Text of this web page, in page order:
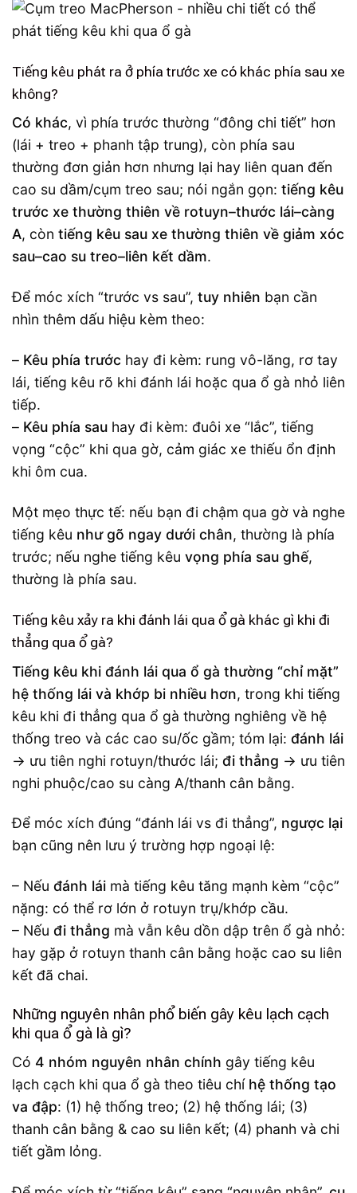
Tiếng kêu phát ra ở phía trước xe có khác phía sau xe
không?
Có khác, vì phía trước thường “đông chi tiết” hơn
(lái + treo + phanh tập trung), còn phía sau
thường đơn giản hơn nhưng lại hay liên quan đến
cao su dầm/cụm treo sau; nói ngắn gọn: tiếng kêu
trước xe thường thiên về rotuyn–thước lái–càng
A, còn tiếng kêu sau xe thường thiên về giảm xóc
sau–cao su treo–liên kết dầm.
Để móc xích “trước vs sau”, tuy nhiên bạn cần
nhìn thêm dấu hiệu kèm theo:
– Kêu phía trước hay đi kèm: rung vô-lăng, rơ tay
lái, tiếng kêu rõ khi đánh lái hoặc qua ổ gà nhỏ liên
tiếp.
– Kêu phía sau hay đi kèm: đuôi xe “lắc”, tiếng
vọng “cộc” khi qua gờ, cảm giác xe thiếu ổn định
khi ôm cua.
Một mẹo thực tế: nếu bạn đi chậm qua gờ và nghe
tiếng kêu như gõ ngay dưới chân, thường là phía
trước; nếu nghe tiếng kêu vọng phía sau ghế,
thường là phía sau.
Tiếng kêu xảy ra khi đánh lái qua ổ gà khác gì khi đi
thẳng qua ổ gà?
Tiếng kêu khi đánh lái qua ổ gà thường “chỉ mặt”
hệ thống lái và khớp bi nhiều hơn, trong khi tiếng
kêu khi đi thẳng qua ổ gà thường nghiêng về hệ
thống treo và các cao su/ốc gầm; tóm lại: đánh lái
→ ưu tiên nghi rotuyn/thước lái; đi thẳng → ưu tiên
nghi phuộc/cao su càng A/thanh cân bằng.
Để móc xích đúng “đánh lái vs đi thẳng”, ngược lại
bạn cũng nên lưu ý trường hợp ngoại lệ:
– Nếu đánh lái mà tiếng kêu tăng mạnh kèm “cộc”
nặng: có thể rơ lớn ở rotuyn trụ/khớp cầu.
– Nếu đi thẳng mà vẫn kêu dồn dập trên ổ gà nhỏ:
hay gặp ở rotuyn thanh cân bằng hoặc cao su liên
kết đã chai.
Những nguyên nhân phổ biến gây kêu lạch cạch
khi qua ổ gà là gì?
Có 4 nhóm nguyên nhân chính gây tiếng kêu
lạch cạch khi qua ổ gà theo tiêu chí hệ thống tạo
va đập: (1) hệ thống treo; (2) hệ thống lái; (3)
thanh cân bằng & cao su liên kết; (4) phanh và chi
tiết gầm lỏng.